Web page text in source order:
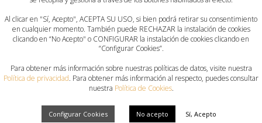
parte que se antojaba de infarto. Tardaron tres
Carmen Toscano, la más lista de la clase, y tras una
después, fue Lorena Zarco quien desequilibró la
– 15.
intercambio de golpes entre ambos equipos. Se
Al clicar en "Sí, Acepto", ACEPTA SU USO, si bien podrá retirar su consentimiento
en cualquier momento. También puede RECHAZAR la instalación de cookies
clicando en “No Acepto" o CONFIGURAR la instalación de cookies clicando en
“Configurar Cookies”.
Para obtener más información sobre nuestras políticas de datos, visite nuestra
Política de privacidad. Para obtener más información al respecto, puedes consultar
nuestra Política de Cookies.
Configurar Cookies No acepto Sí, Acepto